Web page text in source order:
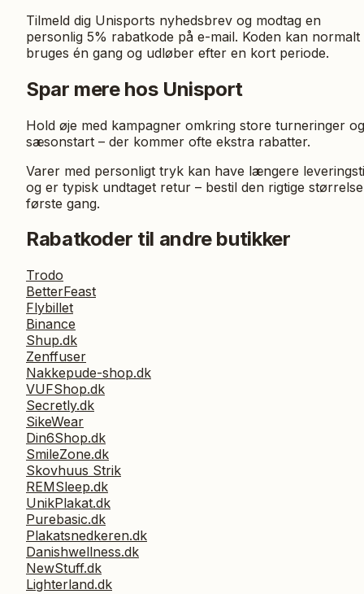
Tilmeld dig Unisports nyhedsbrev og modtag en
personlig 5% rabatkode på e-mail. Koden kan normalt
bruges én gang og udløber efter en kort periode.
Spar mere hos Unisport
Hold øje med kampagner omkring store turneringer og
sæsonstart – der kommer ofte ekstra rabatter.
Varer med personligt tryk kan have længere
og er typisk undtaget retur – bestil den rigtige størrelse
første gang.
Rabatkoder til andre butikker
Trodo
BetterFeast
Flybillet
Binance
Shup.dk
Zenffuser
Nakkepude-shop.dk
VUFShop.dk
Secretly.dk
SikeWear
Din6Shop.dk
SmileZone.dk
Skovhuus Strik
REMSleep.dk
UnikPlakat.dk
Purebasic.dk
Plakatsnedkeren.dk
Danishwellness.dk
NewStuff.dk
Lighterland.dk